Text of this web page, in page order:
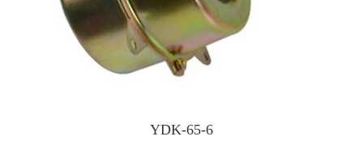
YDK-65-6